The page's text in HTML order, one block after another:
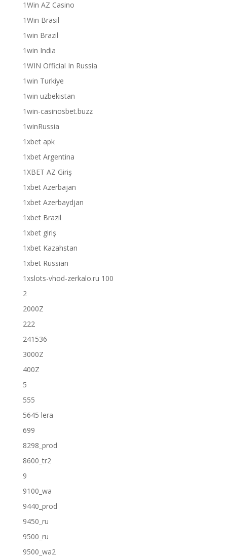
1Win AZ Casino
1Win Brasil
1win Brazil
1win India
1WIN Official In Russia
1win Turkiye
1win uzbekistan
1win-casinosbet.buzz
1winRussia
1xbet apk
1xbet Argentina
1XBET AZ Giriş
1xbet Azerbajan
1xbet Azerbaydjan
1xbet Brazil
1xbet giriş
1xbet Kazahstan
1xbet Russian
1xslots-vhod-zerkalo.ru 100
2
2000Z
222
241536
3000Z
400Z
5
555
5645 lera
699
8298_prod
8600_tr2
9
9100_wa
9440_prod
9450_ru
9500_ru
9500_wa2